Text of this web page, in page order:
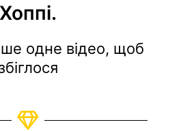
Хоппі.
одне відео, щоб